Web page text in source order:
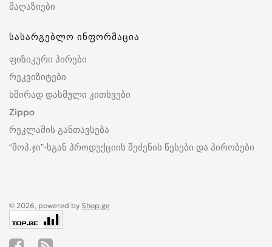
მაღაზიები
სასარგებლო ინფორმაცია
ფიზიკური პირები
რეკვიზიტები
ხშირად დასმული კითხვები
Zippo
რეკლამის განთავსება
“შოპ.ჯი”-სგან პროდუქციის შეძენის წესები და პირობები
© 2026, powered by Shop.ge